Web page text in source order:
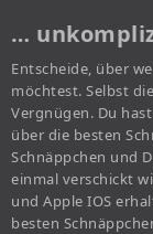
…
Entscheide, über
möchtest. Selbst
Vergnügen. Du
über die besten
Schnäppchen und
einmal verschickt
und Apple IOS
besten